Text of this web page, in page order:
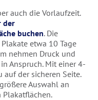
auch die Vorlaufzeit.
der
buchen. Die
etwa 10 Tage
nehmen Druck und
Anspruch. Mit einer 4-
der sicheren Seite.
Auswahl an
Plakatflächen.